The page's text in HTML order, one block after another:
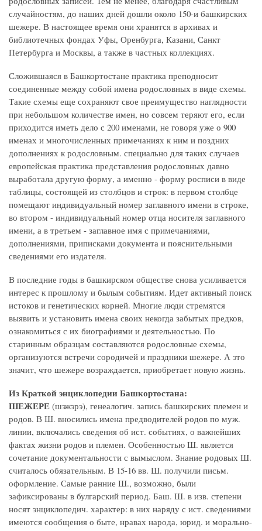
случайностям, до наших дней дошли около 150-и башкирских
шежере. В настоящее время они хранятся в архивах и
библиотечных фондах Уфы, Оренбурга, Казани, Санкт
Петербурга и Москвы, а также в частных коллекциях.
Сложившаяся в Башкортостане практика преподносит
соединенные между собой имена родословных в виде схемы.
Такие схемы еще сохраняют свое преимущество наглядности
при небольшом количестве имен, но совсем теряют его, если
приходится иметь дело с 200 именами, не говоря уже о 900
именах и многочисленных примечаниях к ним и поздних
дополнениях к родословным. специально для таких случаев
европейская практика представления родословных давно
выработала другую форму, а именно - форму росписи в виде
таблицы, состоящей из столбцов и строк: в первом столбце
помещают индивидуальный номер заглавного имени в строке,
во втором - индивидуальный номер отца носителя заглавного
имени, а в третьем - заглавное имя с примечаниями,
дополнениями, приписками документа и пояснительными
сведениями его издателя.
В последние годы в башкирском обществе снова усиливается
интерес к прошлому и былым событиям. Идет активный поиск
истоков и генетических корней. Многие люди стремятся
выявить и установить имена своих некогда забытых предков,
ознакомиться с их биографиями и деятельностью. По
старинным образцам составляются родословные схемы,
организуются встречи сородичей и праздники шежере. А это
значит, что шежере возраждается, приобретает новую жизнь.
Из Краткой энциклопедии Башкортостана:
ШЕЖЕРЕ (шэжэрэ), генеалогич. запись башкирских племен и
родов. В Ш. вносились имена предводителей родов по муж.
линии, включались сведения об ист. событиях, о важнейших
фактах жизни родов и племен. Особенностью Ш. является
сочетание документальности с вымыслом. Знание родовых Ш.
считалось обязательным. В 15-16 вв. Ш. получили письм.
оформление. Самые ранние Ш., возможно, были
зафиксированы в булгарский период. Баш. Ш. в изв. степени
носят энциклопедич. характер: в них наряду с ист. сведениями
имеются сообщения о быте, нравах народа, юрид. и морально-